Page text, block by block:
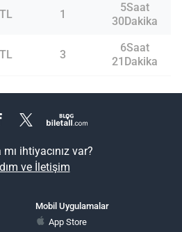
1
5Saat
30Dakika
3
6Saat
21Dakika
mı ihtiyacınız var?
ve İletişim
Mobil Uygulamalar
App Store